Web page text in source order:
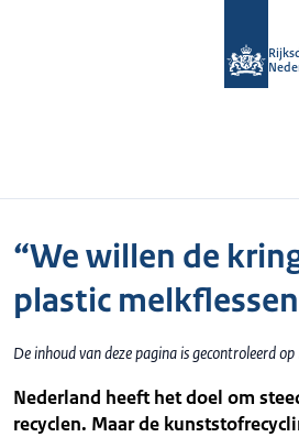
“We willen de
plastic
De inhoud van deze pagina is gecontroleerd
Nederland heeft het doel om
recyclen. Maar de